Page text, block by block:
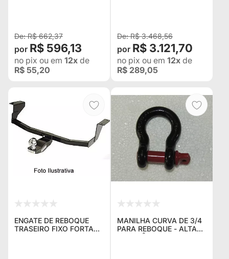
R$ 662,37
R$ 596,13
no pix ou em 12x de
R$ 55,20
R$ 3.468,56
R$ 3.121,70
no pix ou em 12x de
R$ 289,05
ENGATE DE REBOQUE
TRASEIRO FIXO FORTAÇO
MANILHA CURVA DE 3/4
PARA REBOQUE - ALTA
RESISTÊNCIA - PRETA E